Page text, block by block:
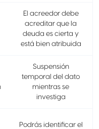
El acreedor debe
acreditar que la
deuda es cierta y
está bien atribuida
Suspensión
temporal del dato
mientras se
investiga
Podrás identificar el